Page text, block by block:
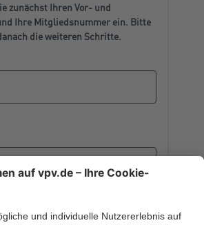
zunächst Ihren Vor- und
Ihre Mitgliedsnummer ein. Bitte
die weiteren Schritte.